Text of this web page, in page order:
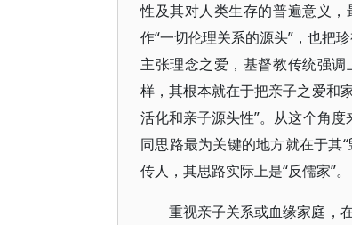
性及其对人类生存的普遍意义
作“一切伦理关系的源头”，也把
主张理念之爱，基督教传统强
样，其根本就在于把亲子之爱和
活化和亲子源头性”。从这个角
同思路最为关键的地方就在于其
传人，其思路实际上是“反儒家”。
重视亲子关系或血缘家庭，